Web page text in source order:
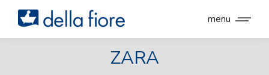
menu
ZARA